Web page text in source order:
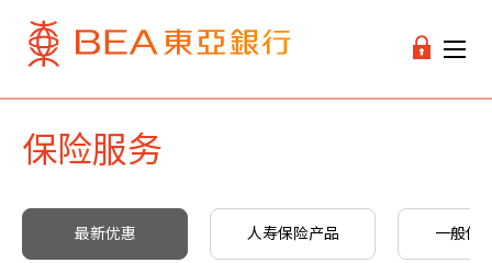
保险服务
最新优惠 人寿保险产品 一般保